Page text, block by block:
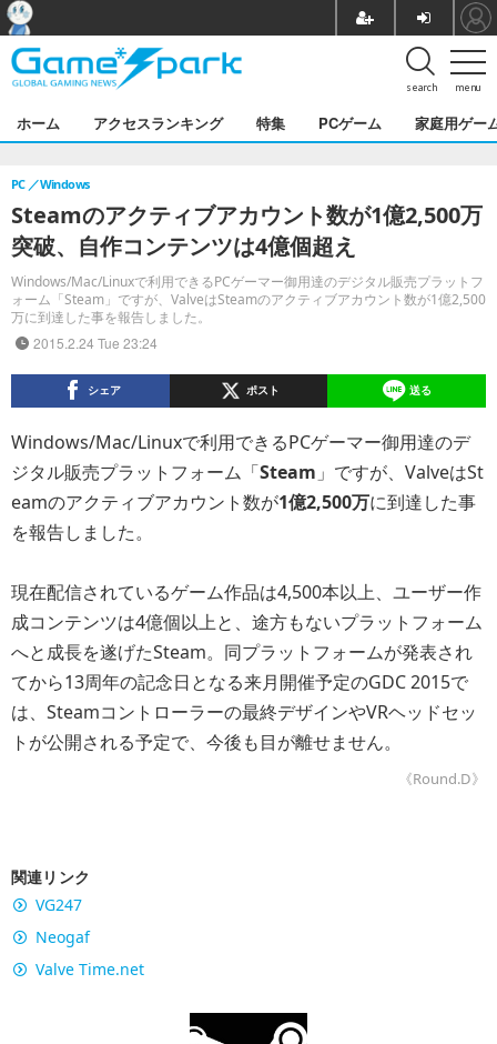
menu
search
ホーム アクセスランキング 特集 PCゲーム 家庭用ゲー
Steamのアクティブアカウント数が1億2,500万
突破、自作コンテンツは4億個超え
Windows/Mac/Linuxで利用できるPCゲーマー御用達のデジタル販売プラットフ
ォーム「Steam」ですが、ValveはSteamのアクティブアカウント数が1億2,500
万に到達した事を報告しました。
PC Windows
2015.2.24 Tue 23:24
シェア ポスト 送る
Windows/Mac/Linuxで利用できるPCゲーマー御用達のデ
ジタル販売プラットフォーム「Steam 」ですが、ValveはSt
eamのアクティブアカウント数が1億2,500万に到達した事
を報告しました。
現在配信されているゲーム作品は4,500本以上、ユーザー作
成コンテンツは4億個以上と、途方もないプラットフォーム
へと成長を遂げたSteam。同プラットフォームが発表され
てから13周年の記念日となる来月開催予定のGDC 2015で
は、Steamコントローラーの最終デザインやVRヘッドセッ
トが公開される予定で、今後も目が離せません。
《Round.D》
関連リンク
VG247
Neogaf
Valve Time.net